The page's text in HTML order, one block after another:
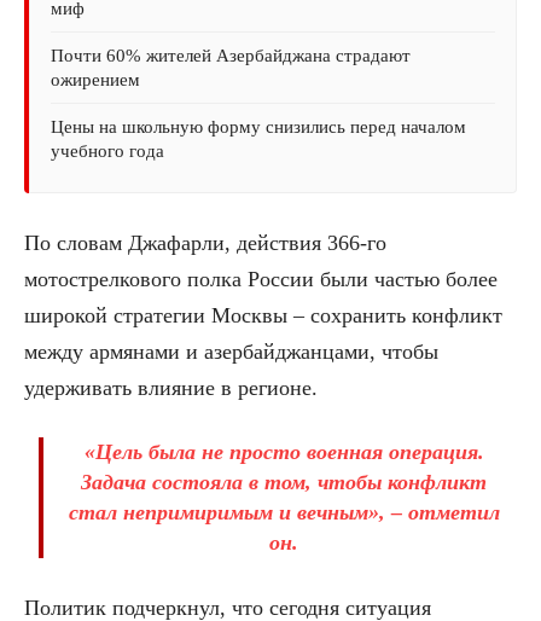
миф
Почти 60% жителей Азербайджана страдают
ожирением
Цены на школьную форму снизились перед началом
учебного года
По словам Джафарли, действия 366-го
мотострелкового полка России были частью более
широкой стратегии Москвы – сохранить конфликт
между армянами и азербайджанцами, чтобы
удерживать влияние в регионе.
«Цель была не просто военная операция.
Задача состояла в том, чтобы конфликт
стал непримиримым и вечным», – отметил
он.
Политик подчеркнул, что сегодня ситуация